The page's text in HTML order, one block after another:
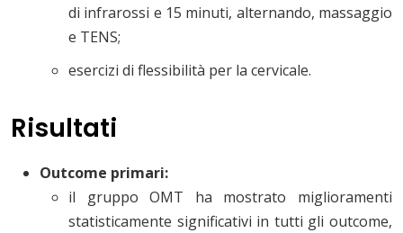
di infrarossi e 15 minuti, alternando, massaggio
e TENS;
esercizi di flessibilità per la cervicale.
Risultati
Outcome primari:
il gruppo OMT ha mostrato miglioramenti
statisticamente significativi in tutti gli outcome,